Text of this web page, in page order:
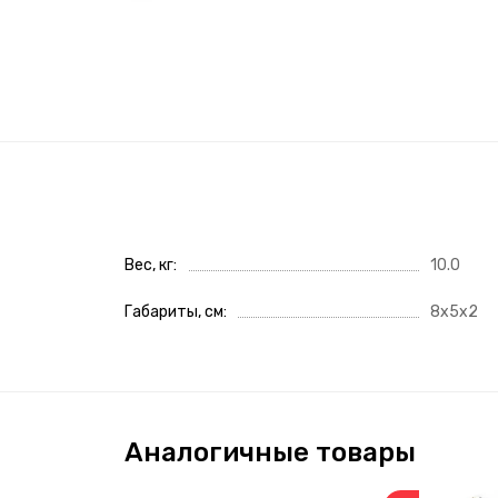
Вес, кг 10.0
Габариты, см 8x5x2
Аналогичные товары